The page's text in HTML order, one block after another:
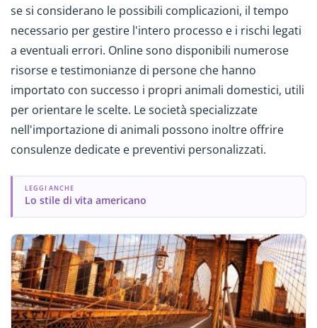
se si considerano le possibili complicazioni, il tempo
necessario per gestire l'intero processo e i rischi legati
a eventuali errori. Online sono disponibili numerose
risorse e testimonianze di persone che hanno
importato con successo i propri animali domestici, utili
per orientare le scelte. Le società specializzate
nell'importazione di animali possono inoltre offrire
consulenze dedicate e preventivi personalizzati.
LEGGI ANCHE
Lo stile di vita americano